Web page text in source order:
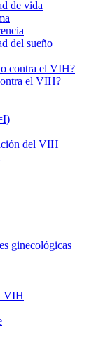
de vida
del sueño
contra el VIH?
el VIH?
del VIH
ginecológicas
VIH